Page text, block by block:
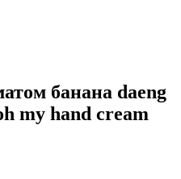
банана daeng
my hand cream